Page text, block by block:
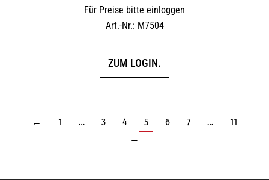
Für Preise bitte einloggen
Art.-Nr.: M7504
ZUM LOGIN.
← 1 … 3 4 5 6 7 …
11
→